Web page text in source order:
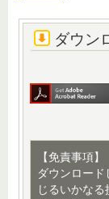
ダウン
【免責事項】
ダウンロー
じるいかな